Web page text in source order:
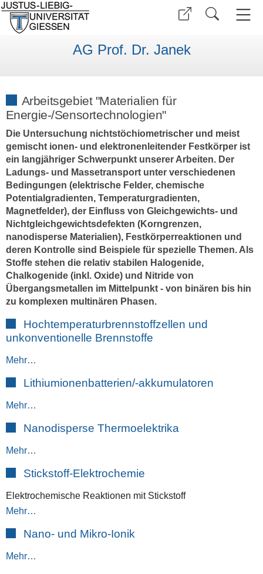
AG Prof. Dr. Janek
Arbeitsgebiet "Materialien für
Energie-/Sensortechnologien"
Die Untersuchung nichtstöchiometrischer und meist
gemischt ionen- und elektronenleitender Festkörper ist
ein langjähriger Schwerpunkt unserer Arbeiten. Der
Ladungs- und Massetransport unter verschiedenen
Bedingungen (elektrische Felder, chemische
Potentialgradienten, Temperaturgradienten,
Magnetfelder), der Einfluss von Gleichgewichts- und
Nichtgleichgewichtsdefekten (Korngrenzen,
nanodisperse Materialien), Festkörperreaktionen und
deren Kontrolle sind Beispiele für spezielle Themen. Als
Stoffe stehen die relativ stabilen Halogenide,
Chalkogenide (inkl. Oxide) und Nitride von
Übergangsmetallen im Mittelpunkt - von binären bis hin
zu komplexen multinären Phasen.
Hochtemperaturbrennstoffzellen und
unkonventionelle Brennstoffe
Mehr…
Lithiumionenbatterien/-akkumulatoren
Mehr…
Nanodisperse Thermoelektrika
Mehr…
Stickstoff-Elektrochemie
Elektrochemische Reaktionen mit Stickstoff
Mehr…
Nano- und Mikro-Ionik
Mehr…